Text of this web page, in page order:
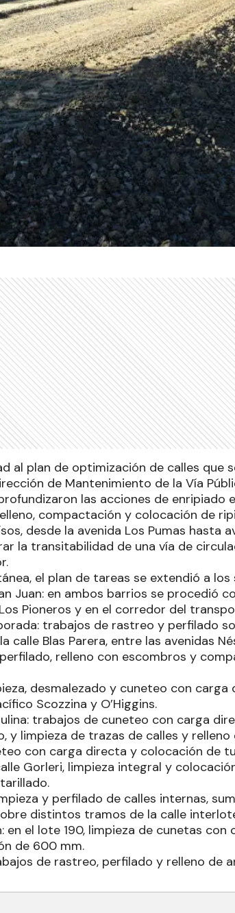
al plan de optimización de calles que
de Mantenimiento de la Vía
las acciones de enripiado
compactación y colocación de
desde la avenida Los Pumas hasta
la transitabilidad de una vía de
el plan de tareas se extendió a
Juan: en ambos barrios se procedió
Pioneros y en el corredor del
trabajos de rastreo y perfilado
calle Blas Parera, entre las avenidas
perfilado, relleno con escombros y
desmalezado y cuneteo con
Scozzina y O’Higgins.
trabajos de cuneteo con carga
y limpieza de trazas de calles y
con carga directa y colocación de
Gorleri, limpieza integral y
y perfilado de calles internas,
distintos tramos de la calle
en el lote 190, limpieza de cunetas
de 600 mm.
de rastreo, perfilado y relleno de